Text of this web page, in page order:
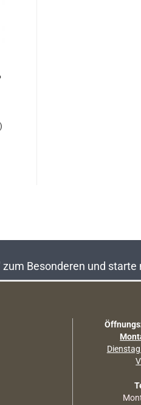
zum Besonderen und